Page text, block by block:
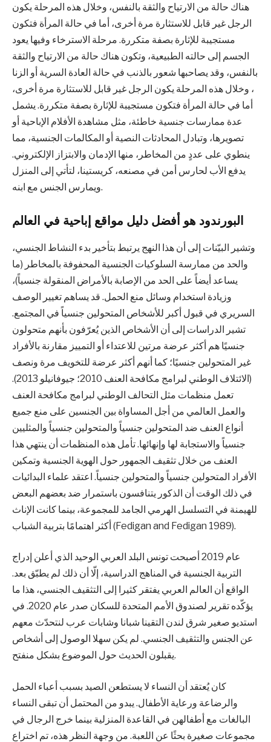
هناك حالة من الارتياح والثقة بالنفس، وخلال هذه المرحلة يكون
الرجل غير قابل للاستثارة مرة أخرى، أما في حالة المرأة فتكون
مستجيبة للإثارة بصفة متكررة. مرحلة الاسترخاء وفيها يعود
الجسم إلى حالته الطبيعية، وتكون هناك حالة من الارتياح والثقة
بالنفس، وقد يصاحبها شعور بالذنب في حالة العادة السرية أو الزنا
، وخلال هذه المرحلة يكون الرجل غير قابل للاستثارة مرة أخرى،
أما في حالة المرأة فتكون مستجيبة للإثارة بصفة متكررة. يشمل
عدة ممارسات جنسية خاطئة، مثل مشاهدة الأفلام الإباحية أو
تصويرها، وتبادل المحادثات النصية أو المكالمات الجنسية، مما
ينطوي على عددٍ من المخاطر، منها الإدمان والابتزاز الإلكتروني.
يدفع الأب لحارس أمن في مصنعه، كريستينا، لتأتي إلى المنزل
ويمارس الجنس مع ابنه.
البورندود هو أفضل دليل مواقع إباحية في العالم
وتشير البيّنات إلى أن هذا النهج يرتبط بتأخير بدء النشاط الجنسي،
والحد من ممارسة السلوكيات الجنسية المحفوفة بالمخاطر (ما
يساعد أيضاً على الحد من الإصابة بالأمراض المنقولة جنسياً)،
وزيادة استخدام وسائل منع الحمل. قد يساهم تغيير الوصف
السريري في قبول أكبر للأشخاص المتحولين جنسياً في المجتمع.
تشير الدراسات إلى أن الأشخاص الذين يُعرّفون بأنهم متحولون
جنسيًا هم أكثر عرضة مرتين للاعتداء أو التمييز مقارنة بالأفراد
غير المتحولين جنسيًا؛ كما أنهم أكثر عرضة للتخويف مرة ونصف
(الائتلاف الوطني لبرامج مكافحة العنف 2010؛ جيوفانيلو 2013).
تعمل منظمات مثل التحالف الوطني لبرامج مكافحة العنف
والعمل العالمي من أجل المساواة بين الجنسين على منع جميع
أنواع العنف ضد المتحولين جنسياً والمتحولين جنسياً والمثليين
جنسياً والاستجابة لها وإنهائها. تأمل هذه المنظمات أن ينتهي هذا
العنف من خلال تثقيف الجمهور حول الهوية الجنسية وتمكين
الأفراد المتحولين جنسياً والمتحولين جنسياً. اعتقد علماء البدائيات
في ذلك الوقت أن الذكور يتنافسون باستمرار ضد بعضهم البعض
للهيمنة في التسلسل الهرمي الجامد للمجموعة، بينما كانت الإناث
أكثر اهتمامًا بتربية الشباب (Fedigan and Fedigan 1989).
عام 2019 أصبحت تونس البلد العربي الوحيد الذي أعلن إدراج
التربية الجنسية في المناهج الدراسية، إلّا أن ذلك لم يطبّق بعد.
الواقع أن العالم العربي يفتقر كثيرا إلى التثقيف الجنسي، هذا ما
يؤكّده تقرير لصندوق الأمم المتحدة للسكان صدر عام 2020. في
استديو صغير شرق لندن التقينا شبانا وشابات عرب لنتحدّث معهم
عن الجنس والتثقيف الجنسي. لم يكن سهلا الوصول إلى أشخاص
يقبلون الحديث حول الموضوع بشكل منفتح.
كان يُعتقد أن النساء لا يستطعن الصيد بسبب أعباء الحمل
والرضاعة ورعاية الأطفال. يبدو من المحتمل أن تبقى النساء
البالغات مع أطفالهن في القاعدة المنزلية بينما خرج الرجال في
مجموعات صغيرة بحثًا عن اللعبة. من وجهة النظر هذه، تم اختراع